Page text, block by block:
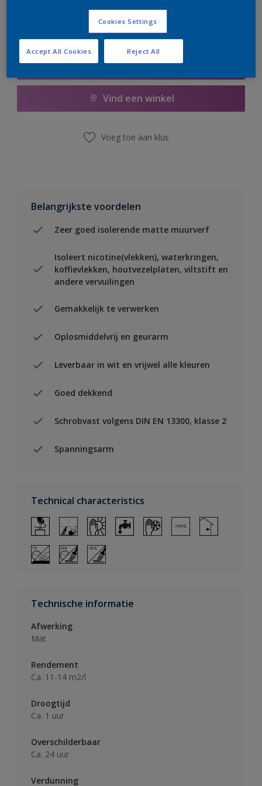
Boodschappenlijst
Vind een winkel
Voeg toe aan klus
Belangrijkste voordelen
Zeer goed isolerende matte muurverf
Isoleert nicotine(vlekken), waterkringen,
koffievlekken, houtvezelplaten, viltstift en
andere vervuilingen
Gemakkelijk te verwerken
Oplosmiddelvrij en geurarm
Leverbaar in wit en vrijwel alle kleuren
Goed dekkend
Schrobvast volgens DIN EN 13300, klasse 2
Spanningsarm
Technical characteristics
Technische informatie
Afwerking
Mat
Rendement
Ca. 11-14 m2/l
Droogtijd
Ca. 1 uur
Overschilderbaar
Ca. 24 uur
Verdunning
Cookies Settings
Reject All
Accept All Cookies